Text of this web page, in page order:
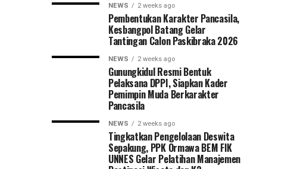
NEWS 2 weeks ago
Pembentukan Karakter Pancasila,
Kesbangpol Batang Gelar
Tantingan Calon Paskibraka 2026
NEWS 2 weeks ago
Gunungkidul Resmi Bentuk
Pelaksana DPPI, Siapkan Kader
Pemimpin Muda Berkarakter
Pancasila
NEWS 2 weeks ago
Tingkatkan Pengelolaan Deswita
Sepakung, PPK Ormawa BEM FIK
UNNES Gelar Pelatihan Manajemen